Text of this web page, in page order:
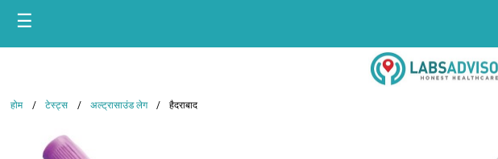
☰
होम टेस्ट्स अल्ट्रासाउंड लेग हैदराबाद